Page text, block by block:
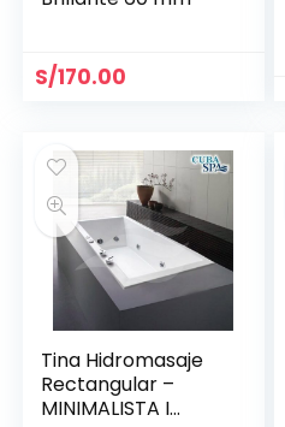
S/170.00
Tina Hidromasaje
Rectangular –
MINIMALISTA I